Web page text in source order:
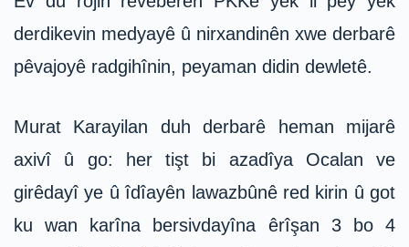
derdikevin medyayê û nirxandinên xwe derbarê
pêvajoyê radgihînin, peyaman didin dewletê.
Murat Karayilan duh derbarê heman mijarê
axivî û go: her tişt bi azadîya Ocalan ve
girêdayî ye û îdîayên lawazbûnê red kirin û got
ku wan karîna bersivdayîna êrîşan 3 bo 4